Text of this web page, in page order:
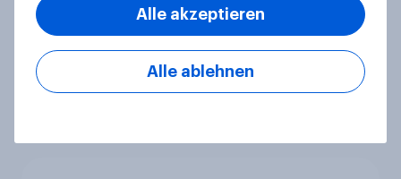
[On-Demand Webinar] Zwischen
Zielgruppe und Zeitgeist - Mit den
Sinus Milieus Zukunftspotenziale
erkennen
Alle ablehnen
Alle akzeptieren